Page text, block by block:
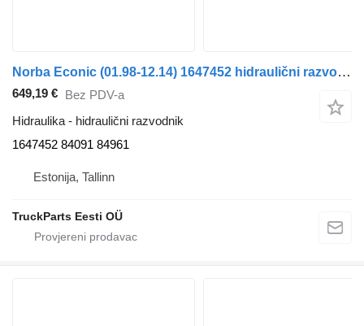
Norba Econic (01.98-12.14) 1647452 hidraulični razvodnik za Mercedes-Benz Econic (1998-2014) tegljača
649,19 € Bez PDV-a
Hidraulika - hidraulični razvodnik
1647452 84091 84961
Estonija, Tallinn
TruckParts Eesti OÜ